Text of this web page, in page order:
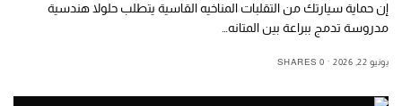
إن حماية سيارتك من التقلبات المناخيه القاسية يتطلب حلولا هندسية
مدروسة تدمج ببراعة بين المتانه…
يونيو 22, 2026 0 SHARES